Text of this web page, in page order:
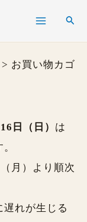
検
お買い物カゴ
日（日） は
月）より順次
れが生じる